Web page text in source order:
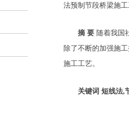
法预制节段桥梁施
摘 要 随着我国
除了不断的加强施
施工工艺。
关键词 短线法,